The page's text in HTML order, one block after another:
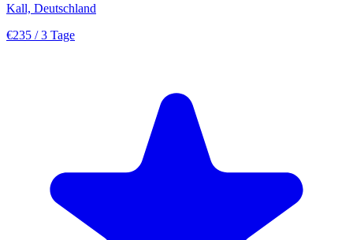
Kall, Deutschland
€235 / 3 Tage